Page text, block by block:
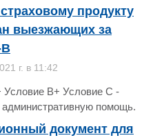
продукту
выезжающих за
г. в 11:42
В+ Условие С -
помощь.
документ для